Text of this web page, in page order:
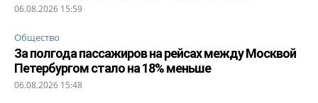
06.08.2026 15:59
Общество
За полгода пассажиров на рейсах между Москвой
Петербургом стало на 18% меньше
06.08.2026 15:48